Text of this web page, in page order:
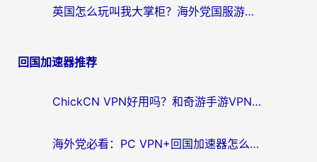
英国怎么玩叫我大掌柜？海外党国服游戏加速避坑指南（附实测推荐）
回国加速器推荐
ChickCN VPN好用吗？和奇游手游VPN对比哪个回国效果更好？海外党亲测实用指南
海外党必看：PC VPN+回国加速器怎么选？无缝访问国内资源全攻略